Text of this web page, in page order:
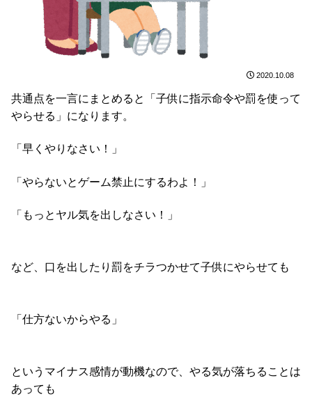
2020.10.08
共通点を一言にまとめると「子供に指示命令や罰を使って
やらせる」になります。
「早くやりなさい！」
「やらないとゲーム禁止にするわよ！」
「もっとヤル気を出しなさい！」
など、口を出したり罰をチラつかせて子供にやらせても
「仕方ないからやる」
というマイナス感情が動機なので、やる気が落ちることは
あっても